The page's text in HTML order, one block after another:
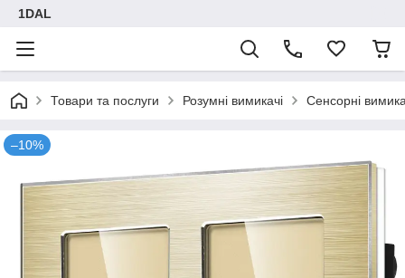
1DAL
Товари та послуги Розумні вимикачі Сенсорні
–10%